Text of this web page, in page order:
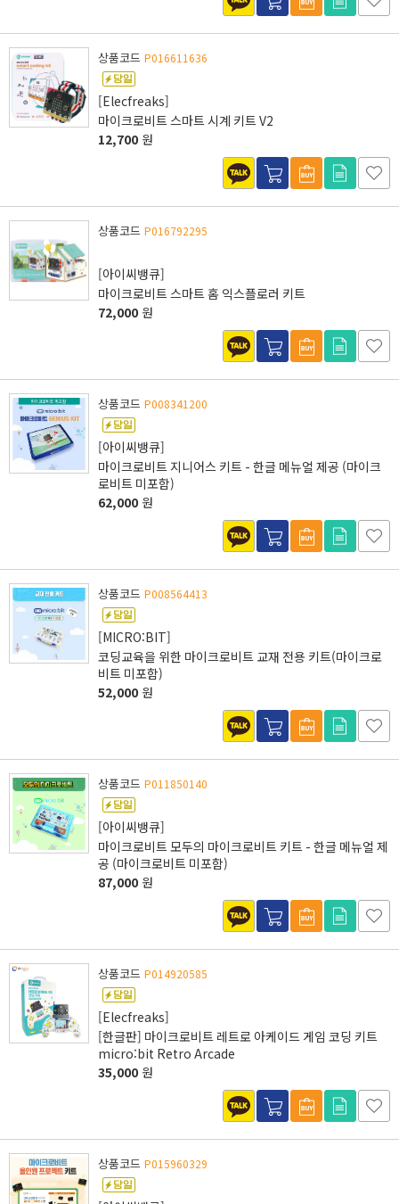
상품코드 P016611636
[Elecfreaks]
마이크로비트 스마트 시계 키트 V2
12,700 원
상품코드 P016792295
[아이씨뱅큐]
마이크로비트 스마트 홈 익스플로러 키트
72,000 원
상품코드 P008341200
[아이씨뱅큐]
마이크로비트 지니어스 키트 - 한글 메뉴얼 제공 (마이크
로비트 미포함)
62,000 원
상품코드 P008564413
[MICRO:BIT]
코딩교육을 위한 마이크로비트 교재 전용 키트(마이크로
비트 미포함)
52,000 원
상품코드 P011850140
[아이씨뱅큐]
마이크로비트 모두의 마이크로비트 키트 - 한글 메뉴얼 제
공 (마이크로비트 미포함)
87,000 원
상품코드 P014920585
[Elecfreaks]
[한글판] 마이크로비트 레트로 아케이드 게임 코딩 키트
micro:bit Retro Arcade
35,000 원
상품코드 P015960329